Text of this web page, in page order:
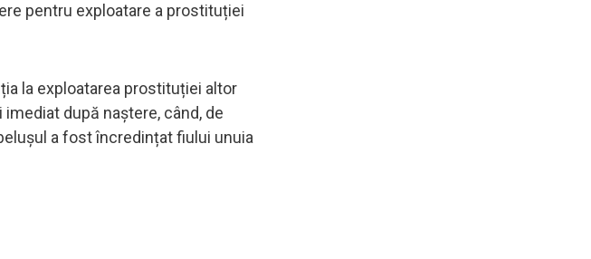
pentru exploatare a prostituției
la exploatarea prostituției altor
după naștere, când, de
a fost încredințat fiului unuia